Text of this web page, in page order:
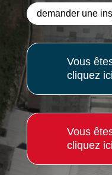
demander une
Vous
cliquez ici
Vous
cliquez ici